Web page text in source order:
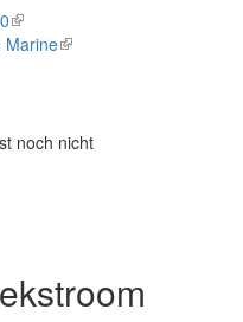
(link
is
Marine(link
noch nicht